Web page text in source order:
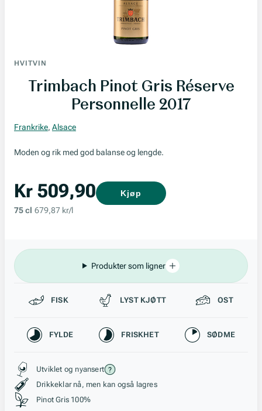
HVITVIN
Trimbach Pinot Gris Réserve
Personnelle 2017
Frankrike, Alsace
Moden og rik med god balanse og lengde.
Kr 509,90
75 cl 679,87 kr/l
Kjøp
Produkter som ligner
Passer til
FISK LYST KJØTT OST
Karakteristikk
FYLDE FRISKHET SØDME
Stil, lagring og råstoff
Utviklet og nyansert
Drikkeklar nå, men kan også lagres
Pinot Gris 100%